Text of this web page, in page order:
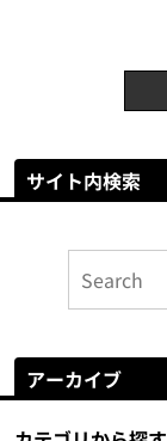
サイト内検索
アーカイブ